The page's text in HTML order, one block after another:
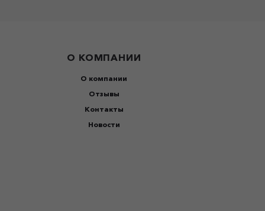
О КОМПАНИИ
О компании
Отзывы
Контакты
Новости